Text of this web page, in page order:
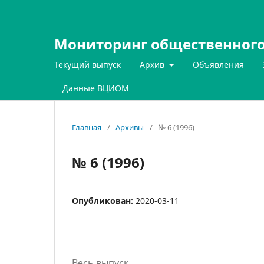
Мониторинг
Текущий выпуск Архив Объявления
Данные ВЦИОМ
Главная / Архивы / № 6 (1996)
№ 6 (1996)
Опубликован: 2020-03-11